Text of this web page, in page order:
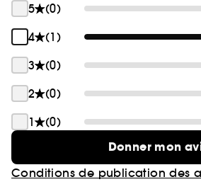
5
(0)
4
(1)
3
(0)
2
(0)
1
(0)
Donner mon
Conditions de publication des